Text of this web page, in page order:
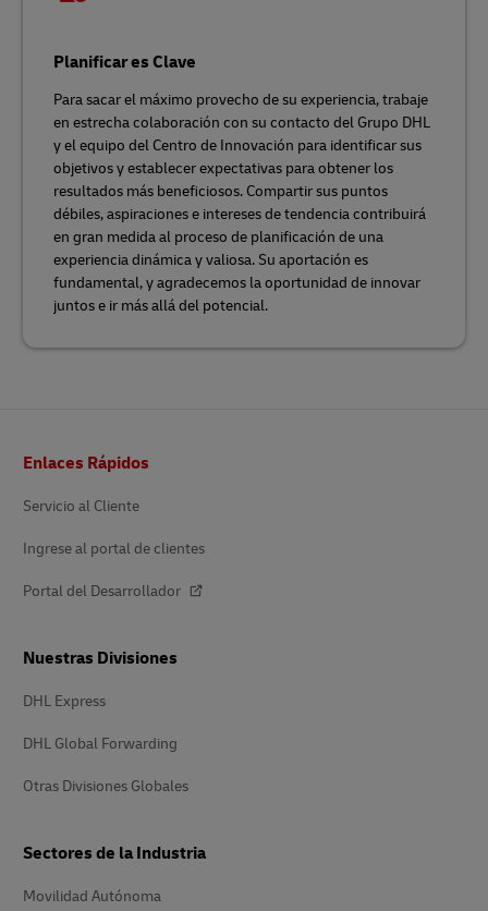
Planificar es Clave
Para sacar el máximo provecho de su experiencia, trabaje
en estrecha colaboración con su contacto del Grupo DHL
y el equipo del Centro de Innovación para identificar sus
objetivos y establecer expectativas para obtener los
resultados más beneficiosos. Compartir sus puntos
débiles, aspiraciones e intereses de tendencia contribuirá
en gran medida al proceso de planificación de una
experiencia dinámica y valiosa. Su aportación es
fundamental, y agradecemos la oportunidad de innovar
juntos e ir más allá del potencial.
de
Enlaces Rápidos
Servicio al Cliente
Ingrese al portal de clientes
Portal del Desarrollador
Nuestras Divisiones
DHL Express
DHL Global Forwarding
Otras Divisiones Globales
Sectores de la Industria
Movilidad Autónoma